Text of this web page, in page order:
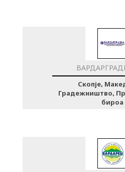
Скопје,
Градежништво,
бироа